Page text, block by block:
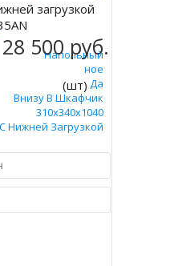
Напольный
Компрессорное
Да
Внизу В Шкафчик
310х340х1040
С Нижней Загрузкой
загрузкой
28 500 руб.
(шт)